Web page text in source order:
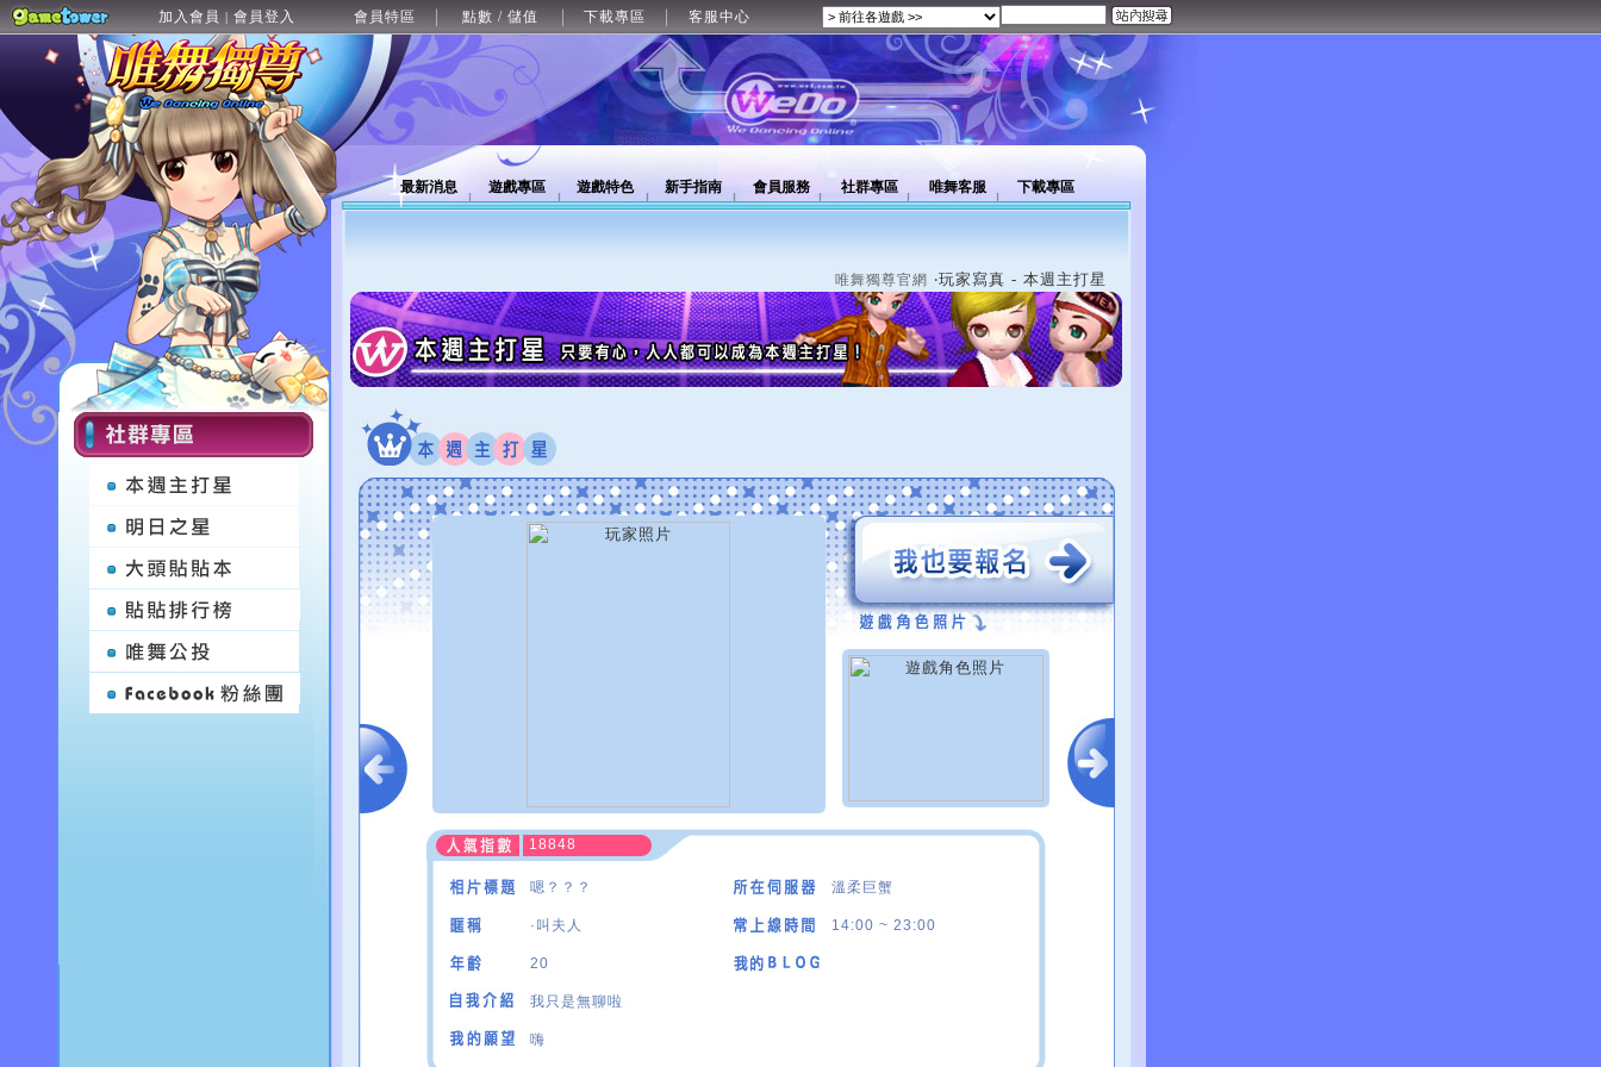
加入會員 | 會員登入 會員特區 點數 / 儲值 下載專區 客服中心
最新消息 遊戲專區 遊戲特色 新手指南 會員服務 社群專區 唯舞客服 下載專區
唯舞獨尊官網 ‧玩家寫真 - 本週主打星
18848
嗯？？？ 溫柔巨蟹
·叫夫人 14:00 ~ 23:00
20
我只是無聊啦
嗨